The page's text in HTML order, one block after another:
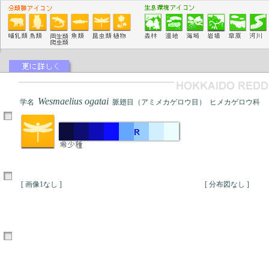
学名 Wesmaelius ogatai 脈翅目（アミメカゲロウ目） ヒメカゲロウ科
[ 画像1なし ] [ 分布図なし ]